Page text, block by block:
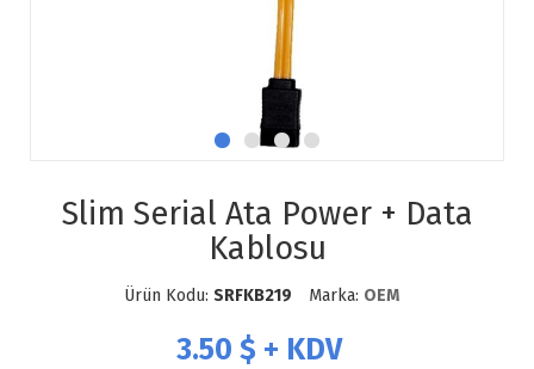
Slim Serial Ata Power + Data
Kablosu
Ürün Kodu: SRFKB219 Marka: OEM
3.50 $ + KDV